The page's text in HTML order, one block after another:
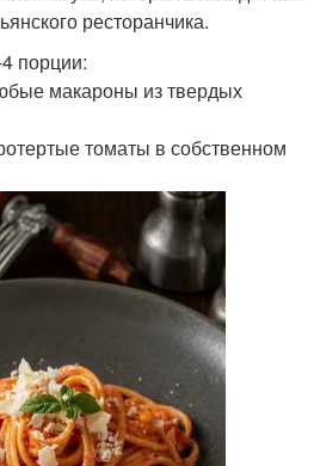
ресторанчика.
порции:
макароны из твердых
томаты в собственном